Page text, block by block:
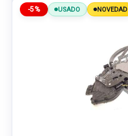
-5% USADO NOVEDAD